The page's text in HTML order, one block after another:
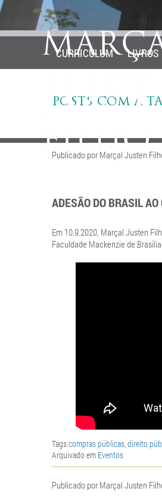
CURRICULUM LIVROS
POSTS COM A
Publicado por Marçal Justen
ADESÃO DO BRASIL
Em 10.9.2020, Marçal Justen
Faculdade Mackenzie de Brasília.
Tags:compras públicas,direito
Arquivado em Eventos
Publicado por Marçal Justen